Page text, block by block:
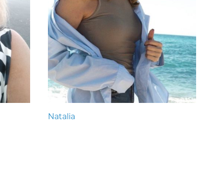
Natalia